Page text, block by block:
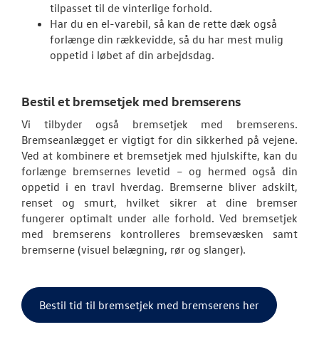
tilpasset til de vinterlige forhold.
Har du en el-varebil, så kan de rette dæk også
forlænge din rækkevidde, så du har mest mulig
oppetid i løbet af din arbejdsdag.
Bestil et bremsetjek med bremserens
Vi tilbyder også bremsetjek med bremserens.
Bremseanlægget er vigtigt for din sikkerhed på vejene.
Ved at kombinere et bremsetjek med hjulskifte, kan du
forlænge bremsernes levetid – og hermed også din
oppetid i en travl hverdag. Bremserne bliver adskilt,
renset og smurt, hvilket sikrer at dine bremser
fungerer optimalt under alle forhold. Ved bremsetjek
med bremserens kontrolleres bremsevæsken samt
bremserne (visuel belægning, rør og slanger).
Bestil tid til bremsetjek med bremserens her